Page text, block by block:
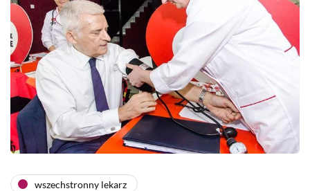
wszechstronny lekarz